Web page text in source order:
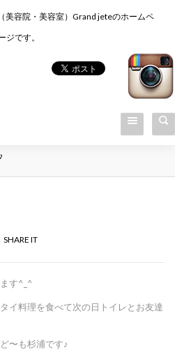
美容院・美容室）Grand jeteのホームペ
ジです。
SHARE IT
す^_^
イ料理を食べて次の日トイレとお友達
〜も杉浦です♪